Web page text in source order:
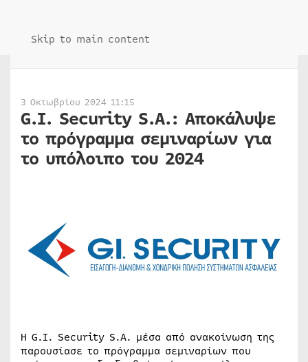
Skip to main content
3 Οκτωβρίου 2024 11:15
G.I. Security S.A.: Αποκάλυψε
το πρόγραμμα σεμιναρίων για
το υπόλοιπο του 2024
Η G.I. Security S.A. μέσα από ανακοίνωση της
παρουσίασε το πρόγραμμα σεμιναρίων που